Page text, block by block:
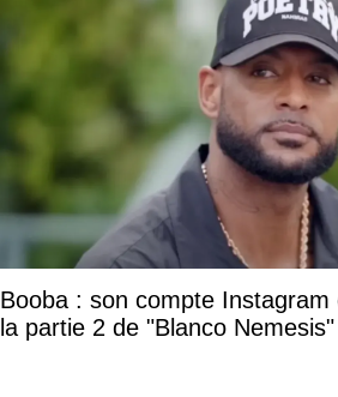
Booba : son compte
la partie 2 de "Blanco